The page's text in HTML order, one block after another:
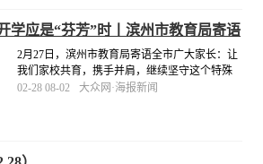
学应是“芬芳”时丨滨州市教育局寄语
2月27日，滨州市教育局寄语全市广大家长：让
我们家校共育，携手并肩，继续坚守这个特殊
的假期，继续关心关注孩子的健康、学习和成
02-28 08-02 大众网·海报新闻